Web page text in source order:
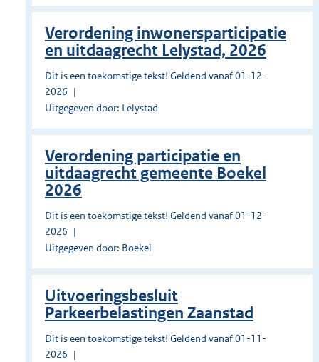
Verordening inwonersparticipatie
en uitdaagrecht Lelystad, 2026
Dit is een toekomstige tekst! Geldend vanaf 01-12-
2026
Uitgegeven door: Lelystad
Verordening participatie en
uitdaagrecht gemeente Boekel
2026
Dit is een toekomstige tekst! Geldend vanaf 01-12-
2026
Uitgegeven door: Boekel
Uitvoeringsbesluit
Parkeerbelastingen Zaanstad
Dit is een toekomstige tekst! Geldend vanaf 01-11-
2026